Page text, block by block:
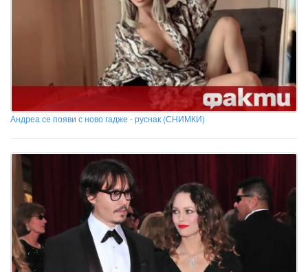
Андреа се появи с ново гадже - руснак (СНИМКИ)